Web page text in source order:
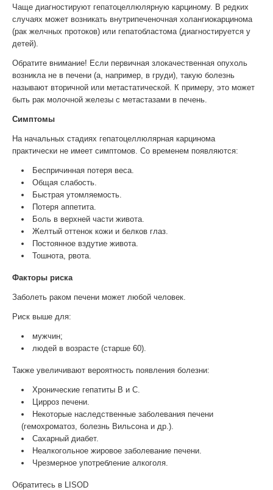
Чаще диагностируют гепатоцеллюлярную карциному. В редких
случаях может возникать внутрипеченочная холангиокарцинома
(рак желчных протоков) или гепатобластома (диагностируется у
детей).
Обратите внимание! Если первичная злокачественная опухоль
возникла не в печени (а, например, в груди), такую болезнь
называют вторичной или метастатической. К примеру, это может
быть рак молочной железы с метастазами в печень.
Симптомы
На начальных стадиях гепатоцеллюлярная карцинома
практически не имеет симптомов. Со временем появляются:
Беспричинная потеря веса.
Общая слабость.
Быстрая утомляемость.
Потеря аппетита.
Боль в верхней части живота.
Желтый оттенок кожи и белков глаз.
Постоянное вздутие живота.
Тошнота, рвота.
Факторы риска
Заболеть раком печени может любой человек.
Риск выше для:
мужчин;
людей в возрасте (старше 60).
Также увеличивают вероятность появления болезни:
Хронические гепатиты В и С.
Цирроз печени.
Некоторые наследственные заболевания печени
(гемохроматоз, болезнь Вильсона и др.).
Сахарный диабет.
Неалкогольное жировое заболевание печени.
Чрезмерное употребление алкоголя.
Обратитесь в LISOD